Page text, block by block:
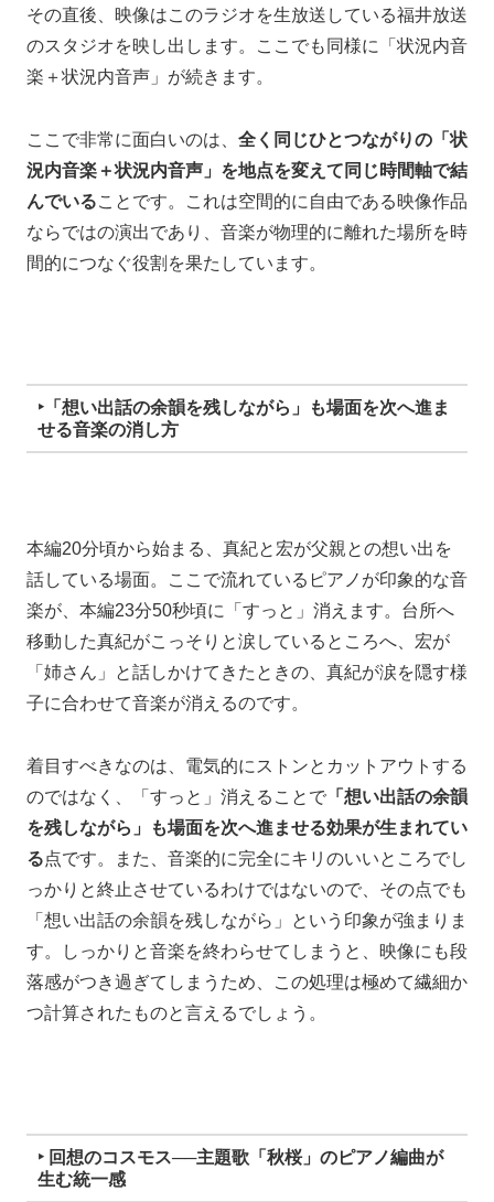
その直後、映像はこのラジオを生放送している福井放送
のスタジオを映し出します。ここでも同様に「状況内音
楽＋状況内音声」が続きます。
ここで非常に面白いのは、 全く同じひとつながりの「状
況内音楽＋状況内音声」を地点を変えて同じ時間軸で結
んでいることです。これは空間的に自由である映像作品
ならではの演出であり、音楽が物理的に離れた場所を時
間的につなぐ役割を果たしています。
‣「想い出話の余韻を残しながら」も場面を次へ進ま
せる音楽の消し方
本編20分頃から始まる、真紀と宏が父親との想い出を
話している場面。ここで流れているピアノが印象的な音
楽が、本編23分50秒頃に「すっと」消えます。台所へ
移動した真紀がこっそりと涙しているところへ、宏が
「姉さん」と話しかけてきたときの、真紀が涙を隠す様
子に合わせて音楽が消えるのです。
着目すべきなのは、電気的にストンとカットアウトする
のではなく、「すっと」消えることで 「想い出話の余韻
を残しながら」も場面を次へ進ませる効果が生まれてい
る点です。また、音楽的に完全にキリのいいところでし
っかりと終止させているわけではないので、その点でも
「想い出話の余韻を残しながら」という印象が強まりま
す。しっかりと音楽を終わらせてしまうと、映像にも段
落感がつき過ぎてしまうため、この処理は極めて繊細か
つ計算されたものと言えるでしょう。
‣ 回想のコスモス──主題歌「秋桜」のピアノ編曲が
生む統一感